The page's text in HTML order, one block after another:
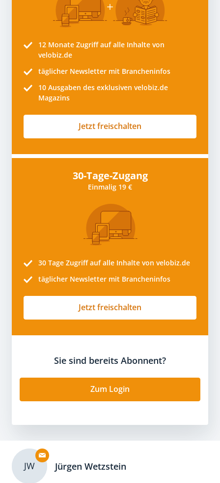
12 Monate Zugriff auf alle Inhalte von
velobiz.de
täglicher Newsletter mit Brancheninfos
10 Ausgaben des exklusiven velobiz.de
Magazins
Jetzt freischalten
30-Tage-Zugang
Einmalig 19 €
30 Tage Zugriff auf alle Inhalte von velobiz.de
täglicher Newsletter mit Brancheninfos
Jetzt freischalten
Sie sind bereits Abonnent?
Zum Login
JW Jürgen Wetzstein